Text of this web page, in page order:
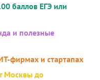
баллов ЕГЭ или
и полезные
фирмах и стартапах
Москвы до